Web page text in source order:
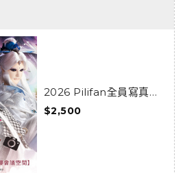
2026 Pilifan全員寫真攝
$2,500